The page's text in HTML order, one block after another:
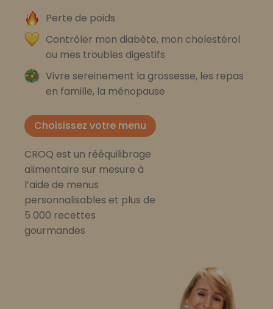
Perte de poids
Contrôler mon diabète, mon cholestérol
ou mes troubles digestifs
Vivre sereinement la grossesse, les repas
en famille, la ménopause
Choisissez votre menu
CROQ est un rééquilibrage
alimentaire sur mesure à
l’aide de menus
personnalisables et plus de
5 000 recettes
gourmandes